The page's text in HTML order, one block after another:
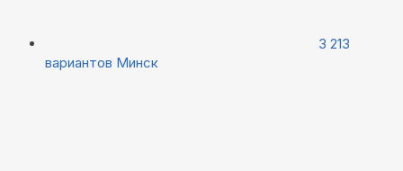
3 213
вариантов Минск